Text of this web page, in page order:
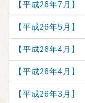
【平成26年7月
【平成26年5月
【平成26年4月
【平成26年4月
【平成26年3月